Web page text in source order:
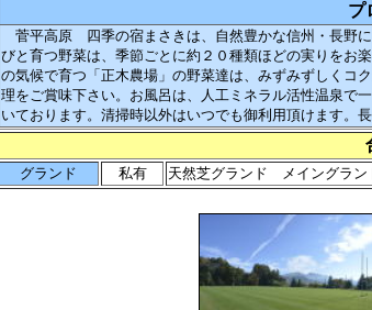
プ
菅平高原 四季の宿まさきは、自然豊かな信州・長野
びと育つ野菜は、季節ごとに約２０種類ほどの実りをお
の気候で育つ「正木農場」の野菜達は、みずみずしくコ
理をご賞味下さい。お風呂は、人工ミネラル活性温泉で
いております。清掃時以外はいつでも御利用頂けます。
グランド 私有 天然芝グランド メイングラン